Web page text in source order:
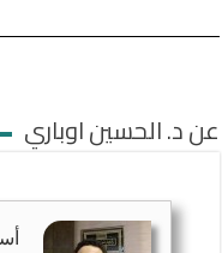
عن د. الحسين اوباري